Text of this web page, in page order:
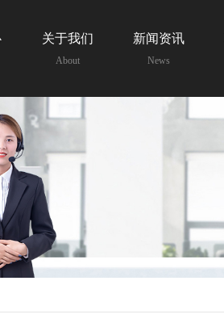
关于我们
About
新闻资讯
News
服务热线：